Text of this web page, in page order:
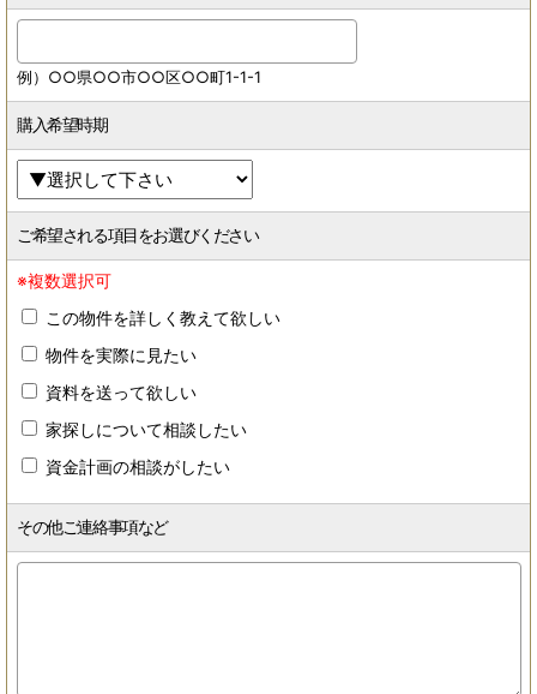
例）○○県○○市○○区○○町1-1-1
購入希望時期
ご希望される項目をお選びください
※複数選択可
この物件を詳しく教えて欲しい
物件を実際に見たい
資料を送って欲しい
家探しについて相談したい
資金計画の相談がしたい
その他ご連絡事項など